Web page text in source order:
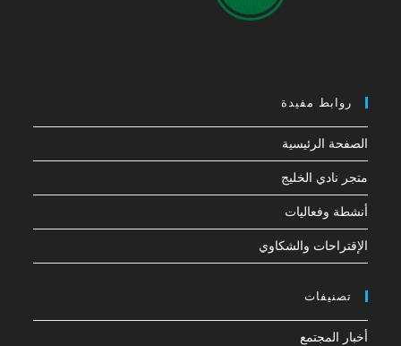
روابط مفيدة
الصفحة الرئيسية
متجر نادي الخليج
أنشطة وفعاليات
الإقتراحات والشكاوي
تصنيفات
أخبار المجتمع